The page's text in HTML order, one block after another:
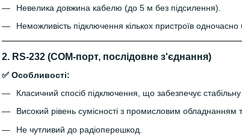
Невелика довжина кабелю (до 5 м без підсилення).
Неможливість підключення кількох пристроїв одночасно
2. RS-232 (COM-порт, послідовне з'єднання)
✅ Особливості:
Класичний спосіб підключення, що забезпечує
Високий рівень сумісності з промисловим
Не чутливий до радіоперешкод.